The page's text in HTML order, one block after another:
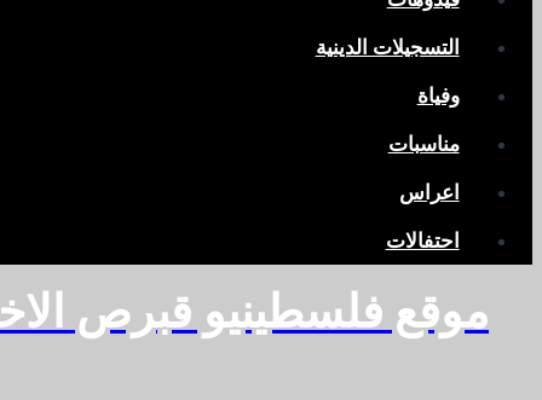
التسجيلات الدينية
وفياة
مناسبات
اعراس
احتفالات
موقع فلسطينيو قبرص